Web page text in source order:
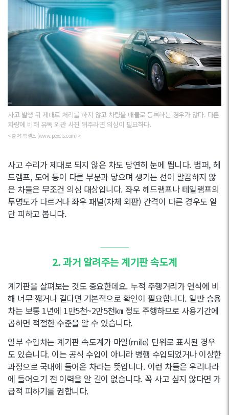
사고 발생 뒤 제대로 처리를 하지 않고 차량을 매물로 등록하는 경우가 많다. 다른
차량에 비해 유독 외관 사진 위주라면 의심이 필요하다.
< 출처: 펙셀스 (www.pexels.com) >
사고 수리가 제대로 되지 않은 차도 당연히 눈에 띕니다. 범퍼, 헤
드램프, 도어 등이 다른 부분과 닿으며 생기는 선이 말끔하지 않
은 차들은 무조건 의심 대상입니다. 좌우 헤드램프나 테일램프의
투명도가 다르거나 좌우 패널(차체 외판) 간격이 다른 경우도 일
단 피하고 봅니다.
———
2. 과거 알려주는 계기판 속도계
계기판을 살펴보는 것도 중요한데요. 누적 주행거리가 연식에 비
해 너무 짧거나 길다면 기본적으로 확인이 필요합니다. 일반 승용
차는 보통 1년에 1만5천~2만5천㎞ 정도 주행하므로 사용기간에
곱하면 적절한 수준을 알 수 있습니다.
일부 수입차는 계기판 속도계가 마일(mile) 단위로 표시된 경우
도 있습니다. 이는 공식 수입이 아니라 병행 수입되었거나 이상한
과정으로 국내에 들어온 차라는 뜻입니다. 이런 차들은 우리나라
에 들어오기 전 이력을 알 길이 없습니다. 꼭 사고 싶지 않다면 가
급적 피하기를 권합니다.